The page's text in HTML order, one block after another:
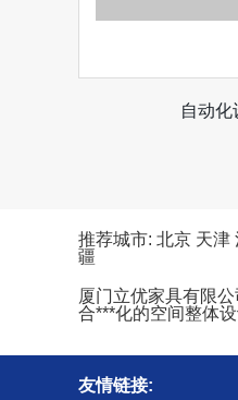
自动化
推荐城市: 北京 天津
疆
厦门立优家具有限
合***化的空间整体设
友情链接: